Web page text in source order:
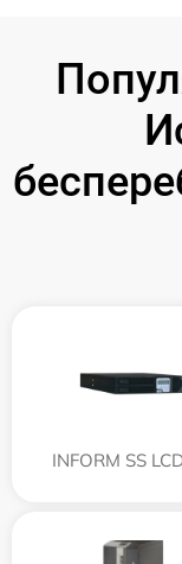
INFORM SS